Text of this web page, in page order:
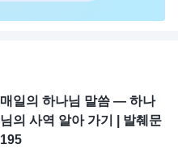
매일의 하나님 말씀 ― 하나
님의 사역 알아 가기 | 발췌문
195